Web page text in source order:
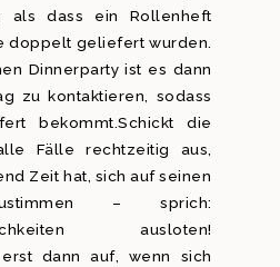
als dass ein Rollenheft
doppelt geliefert wurden.
Dinnerparty ist es dann
zu kontaktieren, sodass
bekommt.Schickt die
Fälle rechtzeitig aus,
Zeit hat, sich auf seinen
– sprich:
ausloten!
dann auf, wenn sich